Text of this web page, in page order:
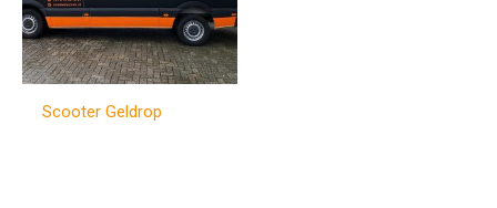
Scooter Geldrop